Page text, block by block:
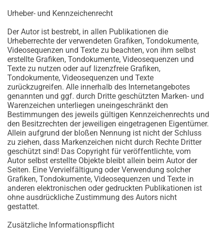
Urheber- und Kennzeichenrecht
Der Autor ist bestrebt, in allen Publikationen die
Urheberrechte der verwendeten Grafiken, Tondokumente,
Videosequenzen und Texte zu beachten, von ihm selbst
erstellte Grafiken, Tondokumente, Videosequenzen und
Texte zu nutzen oder auf lizenzfreie Grafiken,
Tondokumente, Videosequenzen und Texte
zurückzugreifen. Alle innerhalb des Internetangebotes
genannten und ggf. durch Dritte geschützten Marken- und
Warenzeichen unterliegen uneingeschränkt den
Bestimmungen des jeweils gültigen Kennzeichenrechts und
den Besitzrechten der jeweiligen eingetragenen Eigentümer.
Allein aufgrund der bloßen Nennung ist nicht der Schluss
zu ziehen, dass Markenzeichen nicht durch Rechte Dritter
geschützt sind! Das Copyright für veröffentlichte, vom
Autor selbst erstellte Objekte bleibt allein beim Autor der
Seiten. Eine Vervielfältigung oder Verwendung solcher
Grafiken, Tondokumente, Videosequenzen und Texte in
anderen elektronischen oder gedruckten Publikationen ist
ohne ausdrückliche Zustimmung des Autors nicht
gestattet.
Zusätzliche Informationspflicht